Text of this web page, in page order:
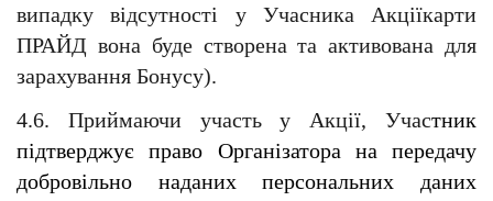
випадку відсутності у Учасника Акціїкарти
ПРАЙД вона буде створена та активована для
зарахування Бонусу).
4.6. Приймаючи участь у Акції, Участник
підтверджує право Організатора на передачу
добровільно наданих персональних даних